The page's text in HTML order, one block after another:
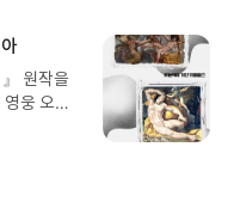
에 꽃 피
열적으로
발선인장
핀다. 그
. 길게 늘
랑에 불
감성을 느
, 동물 중
과 평등
하면서
라는 이분
누엘레
위를 받
원작을
웅 오디
롭스, 마
를 헤쳐
로스의